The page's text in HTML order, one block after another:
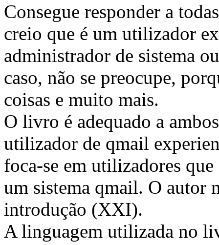
Consegue responder a
creio que é um utilizador
administrador de sistema
caso, não se preocupe,
coisas e muito mais.
O livro é adequado a
utilizador de qmail
foca-se em utilizadores
um sistema qmail. O autor
introdução (XXI).
A linguagem utilizada no